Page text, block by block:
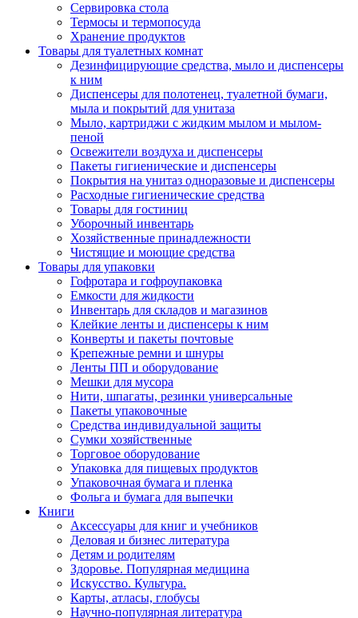
Сервировка стола
Термосы и термопосуда
Хранение продуктов
Товары для туалетных комнат
Дезинфицирующие средства, мыло и диспенсеры
к ним
Диспенсеры для полотенец, туалетной бумаги,
мыла и покрытий для унитаза
Мыло, картриджи с жидким мылом и мылом-
пеной
Освежители воздуха и диспенсеры
Пакеты гигиенические и диспенсеры
Покрытия на унитаз одноразовые и диспенсеры
Расходные гигиенические средства
Товары для гостиниц
Уборочный инвентарь
Хозяйственные принадлежности
Чистящие и моющие средства
Товары для упаковки
Гофротара и гофроупаковка
Емкости для жидкости
Инвентарь для складов и магазинов
Клейкие ленты и диспенсеры к ним
Конверты и пакеты почтовые
Крепежные ремни и шнуры
Ленты ПП и оборудование
Мешки для мусора
Нити, шпагаты, резинки универсальные
Пакеты упаковочные
Средства индивидуальной защиты
Сумки хозяйственные
Торговое оборудование
Упаковка для пищевых продуктов
Упаковочная бумага и пленка
Фольга и бумага для выпечки
Книги
Аксессуары для книг и учебников
Деловая и бизнес литература
Детям и родителям
Здоровье. Популярная медицина
Искусство. Культура.
Карты, атласы, глобусы
Научно-популярная литература